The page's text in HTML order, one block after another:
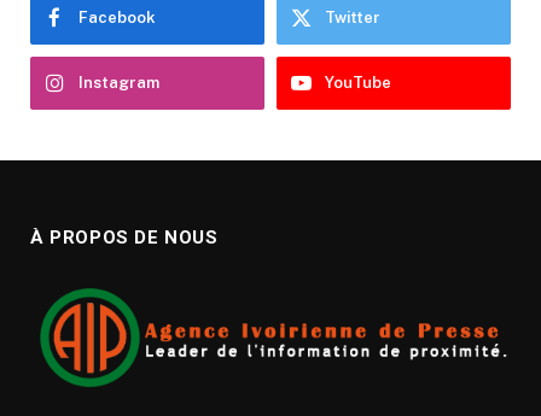
Facebook Twitter
Instagram YouTube
À PROPOS DE NOUS